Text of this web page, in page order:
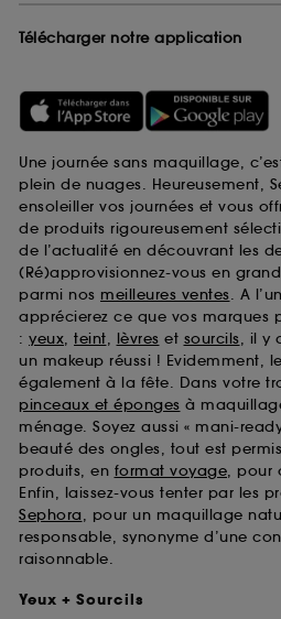
Télécharger notre application
Une journée sans maquillage,
plein de nuages. Heureusement,
ensoleiller vos journées et vous
de produits rigoureusement
de l’actualité en découvrant les
(Ré)approvisionnez-vous en
parmi nos meilleures ventes. A
apprécierez ce que vos marques
: yeux, teint, lèvres et sourcils, il y
un makeup réussi ! Evidemment,
également à la fête. Dans votre
pinceaux et éponges à
ménage. Soyez aussi « mani-
beauté des ongles, tout est
produits, en format voyage, pour
Enfin, laissez-vous tenter par les
Sephora, pour un maquillage
responsable, synonyme d’une
raisonnable.
Yeux + Sourcils